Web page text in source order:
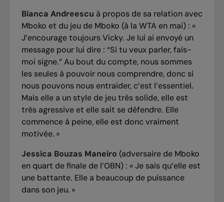
Bianca Andreescu à propos de sa relation avec
Mboko et du jeu de Mboko (à la WTA en mai) : «
J’encourage toujours Vicky. Je lui ai envoyé un
message pour lui dire : “Si tu veux parler, fais-
moi signe.” Au bout du compte, nous sommes
les seules à pouvoir nous comprendre, donc si
nous pouvons nous entraider, c’est l’essentiel.
Mais elle a un style de jeu très solide, elle est
très agressive et elle sait se défendre. Elle
commence à peine, elle est donc vraiment
motivée. »
Jessica Bouzas Maneiro (adversaire de Mboko
en quart de finale de l’OBN) : « Je sais qu’elle est
une battante. Elle a beaucoup de puissance
dans son jeu. »